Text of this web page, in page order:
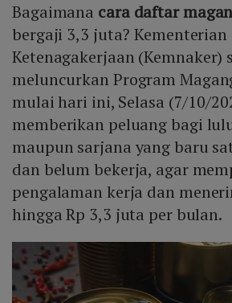
Bagaimana cara daftar
bergaji 3,3 juta? Kementerian
Ketenagakerjaan (Kemnaker)
meluncurkan Program
mulai hari ini, Selasa (7/10/
memberikan peluang bagi
maupun sarjana yang baru
dan belum bekerja, agar
pengalaman kerja dan
hingga Rp 3,3 juta per bulan.